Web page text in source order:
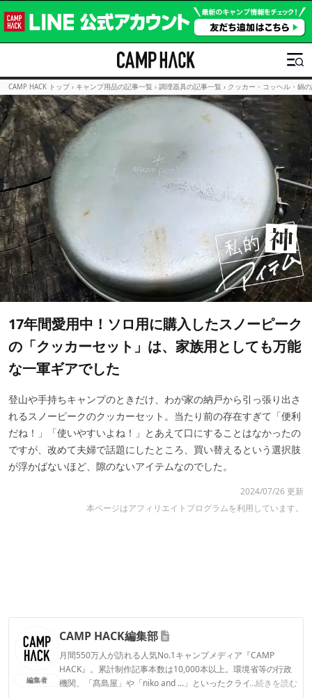
CAMP HACK トップ › キャンプ用品の記事一覧 › 調理器具の記事一覧 › クッカー・コッヘル・鍋
17年間愛用中！ソロ用に購入したスノーピーク
の「クッカーセット」は、家族用としても万能
な一軍ギアでした
登山や手持ちキャンプのときだけ、わが家の納戸から引っ張り出さ
れるスノーピークのクッカーセット。 当たり前の存在すぎて「便利
だね！」「使いやすいよね！」とあえて口にすることはなかったの
ですが、改めて夫婦で話題にしたところ、買い替えるという選択肢
が浮かばないほど、隙のないアイテムなのでした。
2024/07/26 更新
本ページはアフィリエイトプログラムを利用しています。
編集者
CAMP HACK編集部
月間550万人が訪れる人気No.1キャンプメディア『CAMP
HACK』。累計制作記事本数は10,000本以上。環境省等の行政
機関、「髙島屋」や「niko and ...」といったクライアントとの
...続きを読む